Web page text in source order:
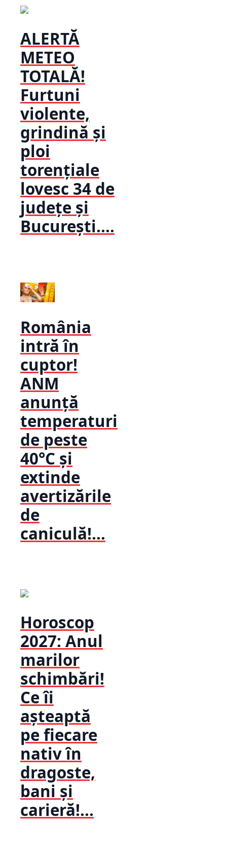
ALERTĂ
METEO
TOTALĂ!
Furtuni
violente,
grindină și
ploi
torențiale
lovesc 34 de
județe și
București....
România
intră în
cuptor!
ANM
anunță
temperaturi
de peste
40°C și
extinde
avertizările
de
caniculă!...
Horoscop
2027: Anul
marilor
schimbări!
Ce îi
așteaptă
pe fiecare
nativ în
dragoste,
bani și
carieră!...